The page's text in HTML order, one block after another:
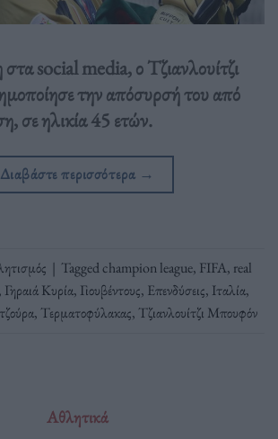
social media, ο Τζιανλουίτζι
την απόσυρσή του από
σε ηλικία 45 ετών.
Διαβάστε περισσότερα →
| Taggedchampion league, FIFA, real
, Γηραιά Κυρία, Γιουβέντους, Επενδύσεις, Ιταλία,
, Τερματοφύλακας, Τζιανλουίτζι Μπουφόν
Αθλητικά